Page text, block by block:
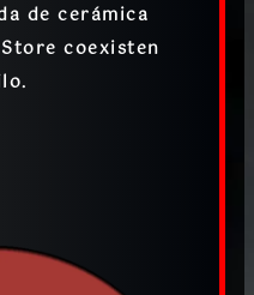
de cerámica
coexisten